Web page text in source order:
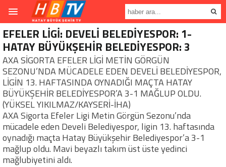
EFELER LİGİ: DEVELİ BELEDİYESPOR: 1-
HATAY BÜYÜKŞEHİR BELEDİYESPOR: 3
AXA SİGORTA EFELER LİGİ METİN GÖRGÜN
SEZONU’NDA MÜCADELE EDEN DEVELİ BELEDİYESPOR,
LİGİN 13. HAFTASINDA OYNADIĞI MAÇTA HATAY
BÜYÜKŞEHİR BELEDİYESPOR’A 3-1 MAĞLUP OLDU.
(YÜKSEL YIKILMAZ/KAYSERİ-İHA)
AXA Sigorta Efeler Ligi Metin Görgün Sezonu’nda
mücadele eden Develi Belediyespor, ligin 13. haftasında
oynadığı maçta Hatay Büyükşehir Belediyespor’a 3-1
mağlup oldu. Mavi beyazlı takım üst üste yedinci
mağlubiyetini aldı.